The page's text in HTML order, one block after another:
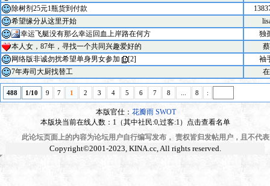
除树剂25元1瓶货到付款
希望缘分从这里开始
幸运飞艇没有那么幸运回血上岸路在何方
独
本人女，87年，寻找一个共同兴趣爱好的
网络版非诚勿扰希望单身男女参加
[2]
袖
7年寿司大厨找替工
488 1/10 9 7 1 2 3 4 5 6 7 8 8 :
本版官仕： 花瓣雨 SWOT
本版块当前在线人数：1（其中社民:0,过客:1）点击查看名单
此论坛页面上的内容为论坛用户自行编写发布， 责权皆归发帖用户，且不代
Copyright©2001-2023, KINA.cc, All rights reserved.